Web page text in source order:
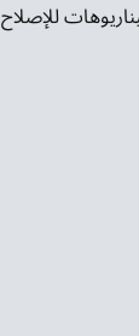
للإصلاح